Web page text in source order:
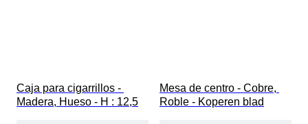
Caja para cigarrillos -
Madera, Hueso - H : 12,5
Mesa de centro - Cobre,
Roble - Koperen blad